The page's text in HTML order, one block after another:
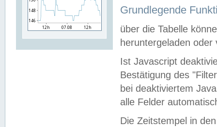
Grundlegende
über die Tabelle
heruntergeladen oder
Ist Javascript
Bestätigung des
bei deaktiviertem
alle Felder
Die Zeitstempel in